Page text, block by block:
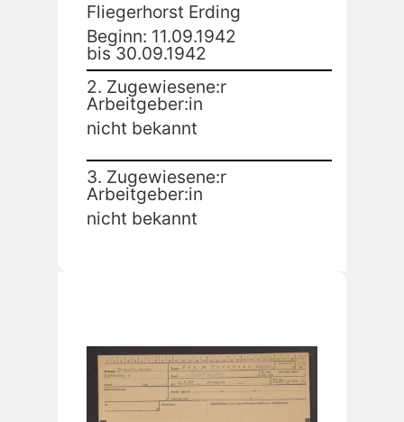
Fliegerhorst Erding
Beginn: 11.09.1942
bis 30.09.1942
2. Zugewiesene:r
Arbeitgeber:in
nicht bekannt
3. Zugewiesene:r
Arbeitgeber:in
nicht bekannt